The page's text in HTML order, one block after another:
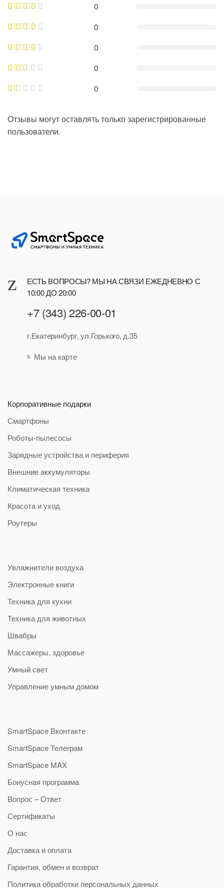
0
0
0
0
0
Отзывы могут оставлять только зарегистрированные
пользователи.
ЕСТЬ ВОПРОСЫ? МЫ НА СВЯЗИ ЕЖЕДНЕВНО С
10:00 ДО 20:00
+7 (343) 226-00-01
г.Екатеринбург, ул.Горького, д.35
Мы на карте
Корпоративные подарки
Смартфоны
Роботы-пылесосы
Зарядные устройства и периферия
Внешние аккумуляторы
Климатическая техника
Красота и уход
Роутеры
Увлажнители воздуха
Электронные книги
Техника для кухни
Техника для животных
Швабры
Массажеры, здоровье
Умный свет
Управление умным домом
SmartSpace Вконтакте
SmartSpace Телеграм
SmartSpace MAX
Бонусная программа
Вопрос – Ответ
Сертификаты
О нас
Доставка и оплата
Гарантия, обмен и возврат
Политика обработки персональных данных